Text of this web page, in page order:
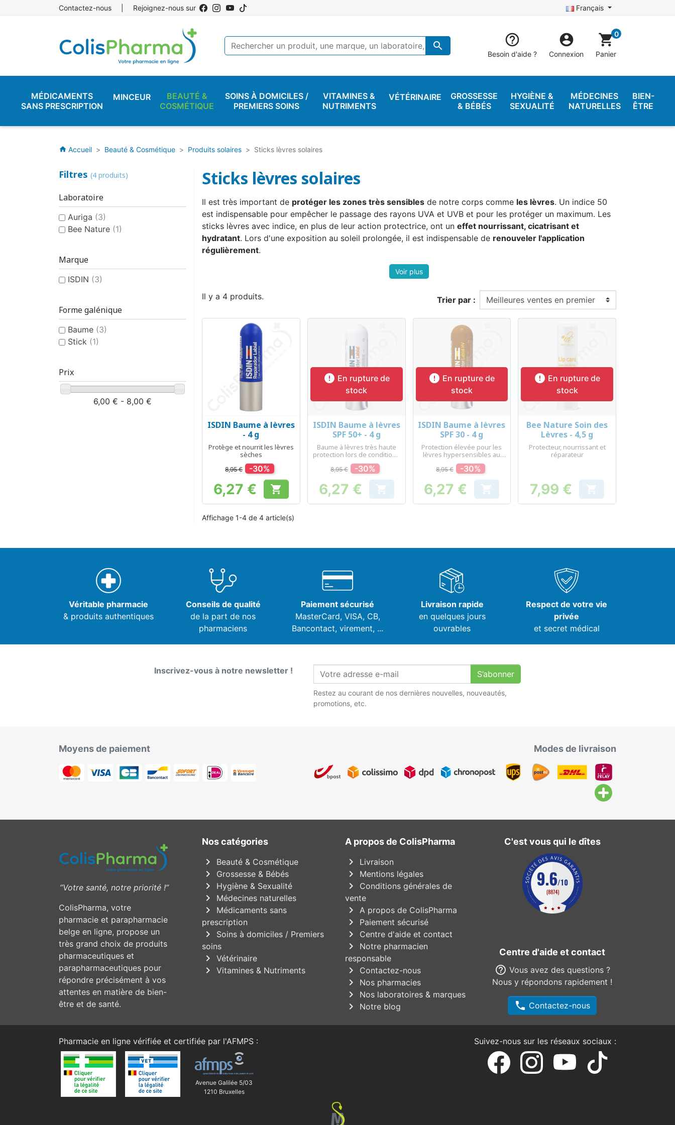
Contactez-nous Rejoignez-nous sur Français
 
Besoin d'aide ?

Connexion
shopping_cart0
Panier
MÉDICAMENTS
SANS PRESCRIPTION
MINCEUR
BEAUTÉ &
COSMÉTIQUE
SOINS À DOMICILES /
PREMIERS SOINS
VITAMINES &
NUTRIMENTS
VÉTÉRINAIRE
GROSSESSE
& BÉBÉS
HYGIÈNE &
SEXUALITÉ
MÉDECINES
NATURELLES
BIEN-
ÊTRE
home Accueil Beauté & Cosmétique Produits solaires Sticks lèvres solaires
Filtres (4 produits)
Laboratoire
Auriga (3)
Bee Nature (1)
Marque
ISDIN (3)
Forme galénique
Baume (3)
Stick (1)
Prix
6,00 € - 8,00 €
Sticks lèvres solaires
Il est très important de protéger les zones très sensibles de notre corps comme les lèvres. Un indice 50
est indispensable pour empêcher le passage des rayons UVA et UVB et pour les protéger un maximum. Les
sticks lèvres avec indice, en plus de leur action protectrice, ont un effet nourrissant, cicatrisant et
hydratant. Lors d'une exposition au soleil prolongée, il est indispensable de renouveler l'application
régulièrement.
Il y a 4 produits. Trier par :
Aperçu rapide
ISDIN Baume à lèvres
- 4 g
Protège et nourrit les lèvres
sèches
8,95 € -30%
Prix
6,27 € 
 En rupture de
stock
Aperçu rapide
ISDIN Baume à lèvres
SPF 50+ - 4 g
Baume à lèvres très haute
protection lors de conditions
extrêmes
8,95 € -30%
Prix
6,27 € 
 En rupture de
stock
Aperçu rapide
ISDIN Baume à lèvres
SPF 30 - 4 g
Protection élevée pour les
lèvres hypersensibles au
soleil
8,95 € -30%
Prix
6,27 € 
 En rupture de
stock
Aperçu rapide
Bee Nature Soin des
Lèvres - 4,5 g
Protecteur, nourrissant et
réparateur
Prix
7,99 € 
Affichage 1-4 de 4 article(s)
Véritable pharmacie
& produits authentiques
Conseils de qualité
de la part de nos
pharmaciens
Paiement sécurisé
MasterCard, VISA, CB,
Bancontact, virement, ...
Livraison rapide
en quelques jours
ouvrables
Respect de votre vie
privée
et secret médical
Inscrivez-vous à notre newsletter ! S’abonner
Restez au courant de nos dernières nouvelles, nouveautés,
promotions, etc.
Moyens de paiement Modes de livraison
”Votre santé, notre priorité !”
ColisPharma, votre
pharmacie et parapharmacie
belge en ligne, propose un
très grand choix de produits
pharmaceutiques et
parapharmaceutiques pour
répondre précisément à vos
attentes en matière de bien-
être et de santé.
Nos catégories
chevron_right Beauté & Cosmétique
chevron_right Grossesse & Bébés
chevron_right Hygiène & Sexualité
chevron_right Médecines naturelles
chevron_right
Médicaments sans
prescription
chevron_right
Soins à domiciles / Premiers
soins
chevron_right Vétérinaire
chevron_right Vitamines & Nutriments
A propos de ColisPharma
chevron_right Livraison
chevron_right Mentions légales
chevron_right
Conditions générales de
vente
chevron_right A propos de ColisPharma
chevron_right Paiement sécurisé
chevron_right Centre d'aide et contact
chevron_right
Notre pharmacien
responsable
chevron_right Contactez-nous
chevron_right Nos pharmacies
chevron_right Nos laboratoires & marques
chevron_right Notre blog
C'est vous qui le dîtes
Centre d'aide et contact
help_outline Vous avez des questions ?
Nous y répondons rapidement !
phone Contactez-nous
Pharmacie en ligne vérifiée et certifiée par l'AFMPS :
Avenue Galilée 5/03
1210 Bruxelles
Suivez-nous sur les réseaux sociaux :